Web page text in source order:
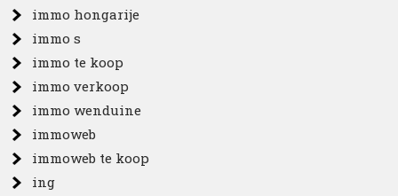
immo hongarije
immo s
immo te koop
immo verkoop
immo wenduine
immoweb
immoweb te koop
ing